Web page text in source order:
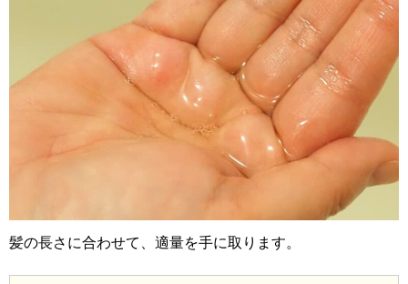
髪の長さに合わせて、適量を手に取ります。